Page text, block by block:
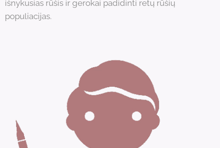
išnykusias rūšis ir gerokai padidinti retų rūšių
populiacijas.